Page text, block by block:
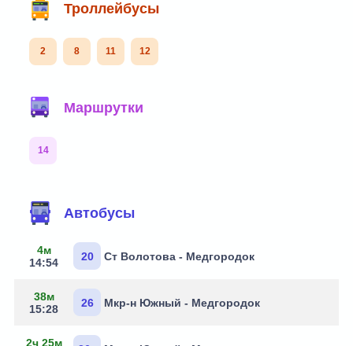
Троллейбусы
2 8 11 12
Маршрутки
14
Автобусы
4м
14:54
20 Ст Волотова - Медгородок
38м
15:28
26 Мкр-н Южный - Медгородок
2ч 25м